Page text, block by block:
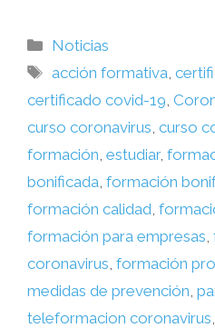
Noticias
acción formativa ,
certificado covid-19
curso coronavirus curso
formación estudiar,
bonificada formación
formación calidad
formación para empresas
coronavirus formación
medidas de prevención
teleformacion coronavirus